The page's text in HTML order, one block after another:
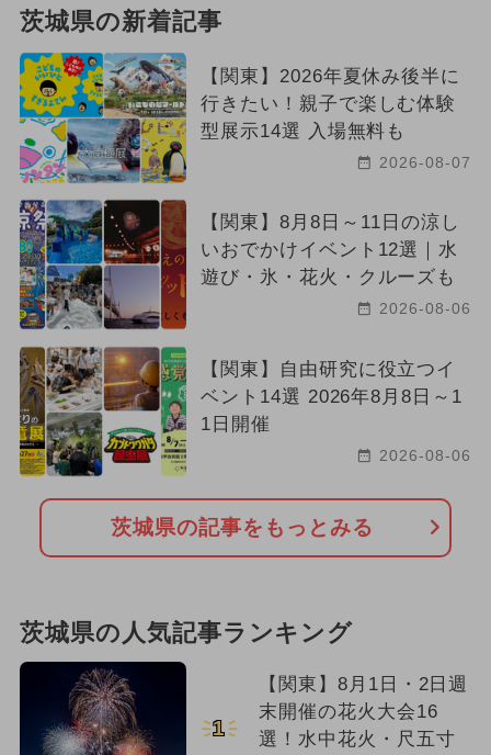
茨城県の新着記事
【関東】2026年夏休み後半に
行きたい！親子で楽しむ体験
型展示14選 入場無料も
2026-08-07
【関東】8月8日～11日の涼し
いおでかけイベント12選｜水
遊び・氷・花火・クルーズも
2026-08-06
【関東】自由研究に役立つイ
ベント14選 2026年8月8日～1
1日開催
2026-08-06
茨城県の記事をもっとみる
茨城県の人気記事ランキング
1
【関東】8月1日・2日週
末開催の花火大会16
選！水中花火・尺五寸